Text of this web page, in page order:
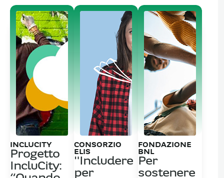
INCLUCITY
Progetto
IncluCity:
CONSORZIO
ELIS
"Includere
per
FONDAZIONE
BNL
Per
sostenere